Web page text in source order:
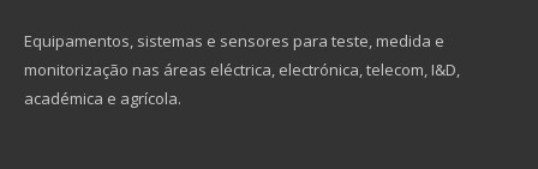
Equipamentos, sistemas e sensores para teste, medida e
monitorização nas áreas eléctrica, electrónica, telecom, I&D,
académica e agrícola.